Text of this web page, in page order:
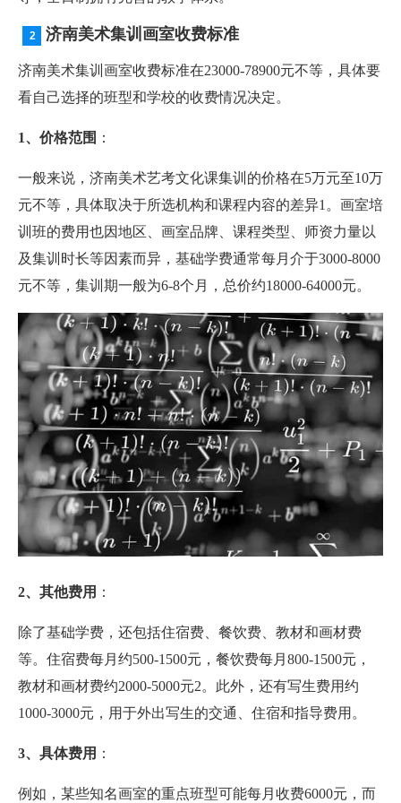
济南美术集训画室收费标准
济南美术集训画室收费标准在23000-78900元不等，具体要
看自己选择的班型和学校的收费情况决定。
1、价格范围 ：‌
一般来说，‌济南美术艺考文化课集训的价格在5万元至10万
元不等，‌具体取决于所选机构和课程内容的差异1。‌画室培
训班的费用也因地区、‌画室品牌、‌课程类型、‌师资力量以
及集训时长等因素而异，‌基础学费通常每月介于3000-8000
元不等，‌集训期一般为6-8个月，‌总价约18000-64000元。‌
2、其他费用 ：‌
除了基础学费，‌还包括住宿费、‌餐饮费、‌教材和画材费
等。‌住宿费每月约500-1500元，‌餐饮费每月800-1500元，‌
教材和画材费约2000-5000元2。‌此外，‌还有写生费用约
1000-3000元，‌用于外出写生的交通、‌住宿和指导费用。‌
3、具体费用 ：‌
例如，‌某些知名画室的重点班型可能每月收费6000元，‌而